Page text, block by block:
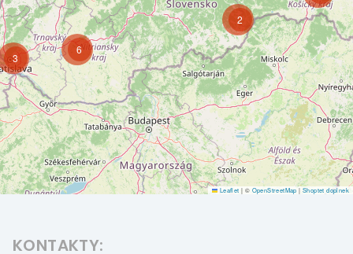
2
3
6
Leaflet | © OpenStreetMap | Shoptet doplnek
KONTAKTY: